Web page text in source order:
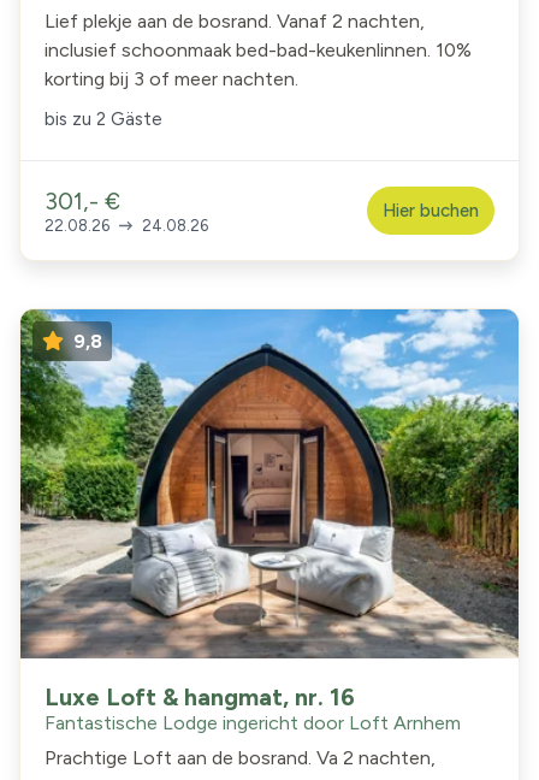
Lief plekje aan de bosrand. Vanaf 2 nachten,
inclusief schoonmaak bed-bad-keukenlinnen. 10%
korting bij 3 of meer nachten.
bis zu 2 Gäste
301,- €
22.08.26 24.08.26
Hier buchen
9,8
Luxe Loft & hangmat, nr. 16
Fantastische Lodge ingericht door Loft Arnhem
Prachtige Loft aan de bosrand. Va 2 nachten,